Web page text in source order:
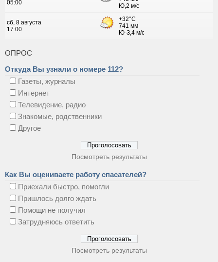
ОПРОС
Откуда Вы узнали о номере 112?
Газеты, журналы
Интернет
Телевидение, радио
Знакомые, родственники
Другое
Посмотреть результаты
Как Вы оцениваете работу спасателей?
Приехали быстро, помогли
Пришлось долго ждать
Помощи не получил
Затрудняюсь ответить
Посмотреть результаты